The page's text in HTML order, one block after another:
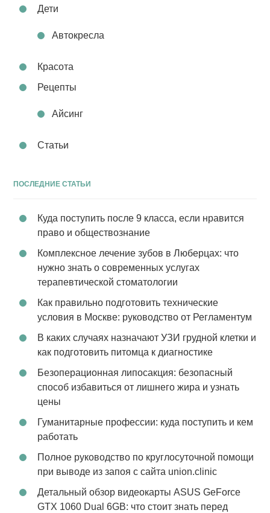
Дети
Автокресла
Красота
Рецепты
Айсинг
Статьи
ПОСЛЕДНИЕ СТАТЬИ
Куда поступить после 9 класса, если нравится
право и обществознание
Комплексное лечение зубов в Люберцах: что
нужно знать о современных услугах
терапевтической стоматологии
Как правильно подготовить технические
условия в Москве: руководство от Регламентум
В каких случаях назначают УЗИ грудной клетки и
как подготовить питомца к диагностике
Безоперационная липосакция: безопасный
способ избавиться от лишнего жира и узнать
цены
Гуманитарные профессии: куда поступить и кем
работать
Полное руководство по круглосуточной помощи
при выводе из запоя с сайта union.clinic
Детальный обзор видеокарты ASUS GeForce
GTX 1060 Dual 6GB: что стоит знать перед